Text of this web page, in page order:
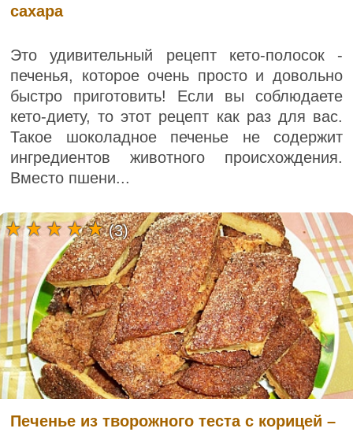
сахара
Это удивительный рецепт кето-полосок -
печенья, которое очень просто и довольно
быстро приготовить! Если вы соблюдаете
кето-диету, то этот рецепт как раз для вас.
Такое шоколадное печенье не содержит
ингредиентов животного происхождения.
Вместо пшени...
Печенье из творожного теста с корицей –
(3)